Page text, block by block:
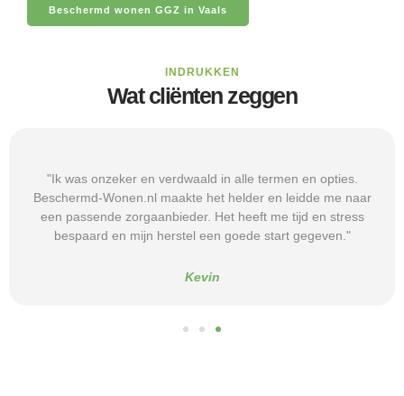
Beschermd wonen GGZ in Vaals
INDRUKKEN
Wat cliënten zeggen
"Ik was onzeker en verdwaald in alle termen en opties.
Beschermd-Wonen.nl maakte het helder en leidde me naar
een passende zorgaanbieder. Het heeft me tijd en stress
bespaard en mijn herstel een goede start gegeven."
Kevin